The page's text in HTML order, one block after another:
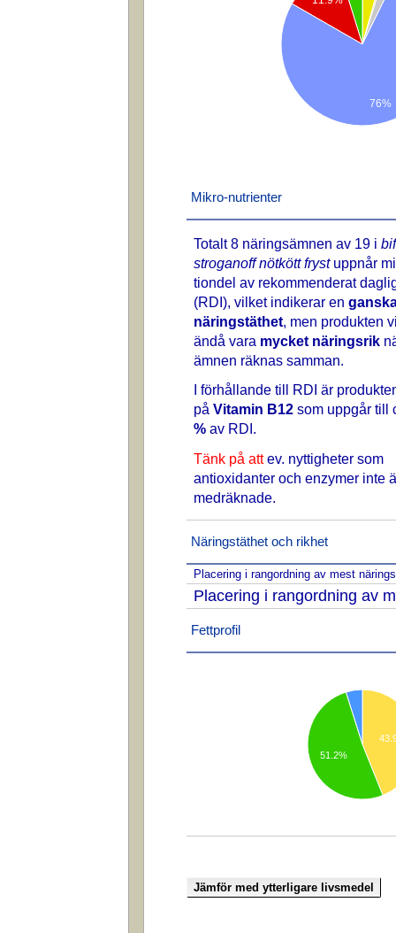
76%
Mikro-nutrienter
Totalt 8 näringsämnen av 19 i
stroganoff nötkött frystuppnår
tiondel av rekommenderat
(RDI), vilket indikerar en
näringstäthet, men produkten
ändå vara mycket näringsrik
ämnen räknas samman.
I förhållande till RDI är
på Vitamin B12 som uppgår till
% av RDI.
Tänk på attev. nyttigheter som
antioxidanter och enzymer inte
medräknade.
Näringstäthet och rikhet
Placering i rangordning av mest
Placering i rangordning av
Fettprofil
51.2%